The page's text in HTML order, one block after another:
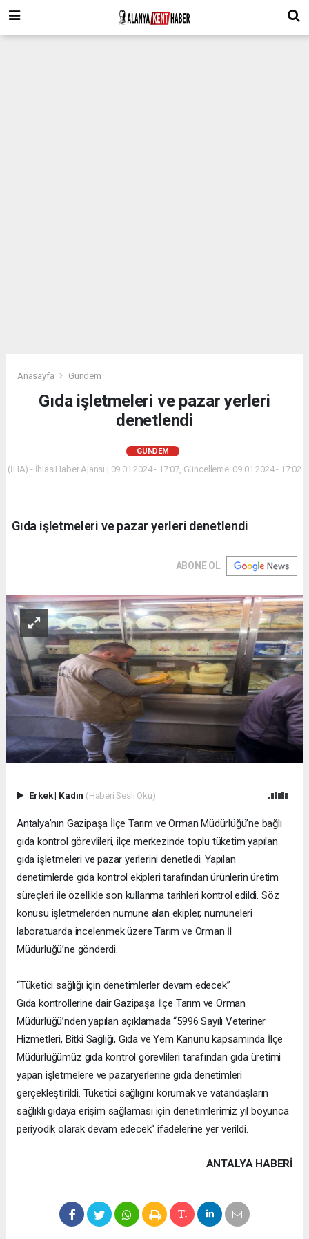
Anasayfa Gündem
Gıda işletmeleri ve pazar yerleri
denetlendi
GÜNDEM
(İHA) - İhlas Haber Ajansı | 09.01.2024 - 17:07, Güncelleme: 09.01.2024 - 17:02
Gıda işletmeleri ve pazar yerleri denetlendi
ABONE OL
Erkek| Kadın (Haberi Sesli Oku)
Antalya’nın Gazipaşa İlçe Tarım ve Orman Müdürlüğü’ne bağlı
gıda kontrol görevlileri, ilçe merkezinde toplu tüketim yapılan
gıda işletmeleri ve pazar yerlerini denetledi. Yapılan
denetimlerde gıda kontrol ekipleri tarafından ürünlerin üretim
süreçleri ile özellikle son kullanma tarihleri kontrol edildi. Söz
konusu işletmelerden numune alan ekipler, numuneleri
laboratuarda incelenmek üzere Tarım ve Orman İl
Müdürlüğü’ne gönderdi.
“Tüketici sağlığı için denetimlerler devam edecek”
Gıda kontrollerine dair Gazipaşa İlçe Tarım ve Orman
Müdürlüğü’nden yapılan açıklamada “5996 Sayılı Veteriner
Hizmetleri, Bitki Sağlığı, Gıda ve Yem Kanunu kapsamında İlçe
Müdürlüğümüz gıda kontrol görevlileri tarafından gıda üretimi
yapan işletmelere ve pazaryerlerine gıda denetimleri
gerçekleştirildi. Tüketici sağlığını korumak ve vatandaşların
sağlıklı gıdaya erişim sağlaması için denetimlerimiz yıl boyunca
periyodik olarak devam edecek“ ifadelerine yer verildi.
ANTALYA HABERİ